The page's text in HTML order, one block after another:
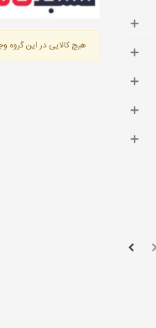
هیچ کالایی در این گروه